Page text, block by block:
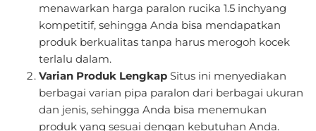
menawarkan harga paralon rucika 1.5 inchyang
kompetitif, sehingga Anda bisa mendapatkan
produk berkualitas tanpa harus merogoh kocek
terlalu dalam.
Varian Produk Lengkap Situs ini menyediakan
berbagai varian pipa paralon dari berbagai ukuran
dan jenis, sehingga Anda bisa menemukan
produk yang sesuai dengan kebutuhan Anda.